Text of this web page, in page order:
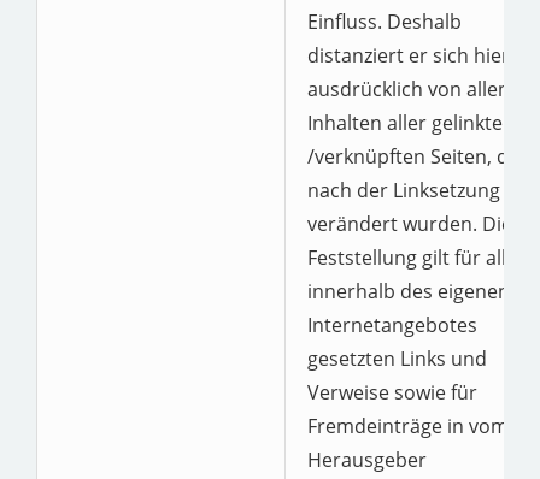
Einfluss. Deshalb
distanziert er sich hiermit
ausdrücklich von allen
Inhalten aller gelinkten
/verknüpften Seiten, die
nach der Linksetzung
verändert wurden. Diese
Feststellung gilt für alle
innerhalb des eigenen
Internetangebotes
gesetzten Links und
Verweise sowie für
Fremdeinträge in vom
Herausgeber